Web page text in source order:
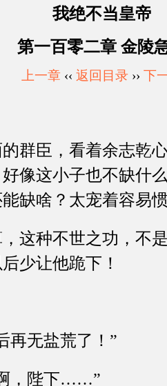
我绝不当皇帝
第一百零二章 金陵
上一章 ‹‹ 返回目录 ›› 下
臣，看着余志乾心
像这小子也不缺什
缺啥？太宠着容易
种不世之功，不是
少让他跪下！
无盐荒了！”
，陛下……”